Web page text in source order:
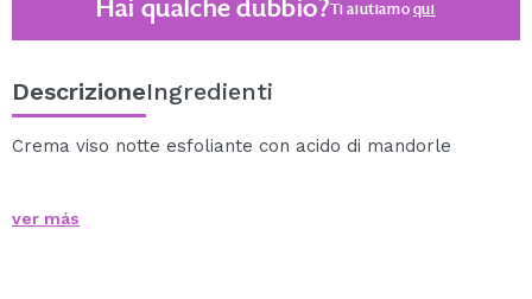
Hai qualche dubbio?Ti aiutiamoqui
DescrizioneIngredienti
Crema viso notte esfoliante con acido di mandorle
-Riduce le lesioni causate dall'acne
ver más